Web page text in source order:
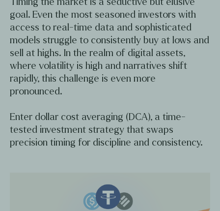
goal. Even the most seasoned investors with
access to real-time data and sophisticated
models struggle to consistently buy at lows and
sell at highs. In the realm of digital assets,
where volatility is high and narratives shift
rapidly, this challenge is even more
pronounced.
Enter dollar cost averaging (DCA), a time-
tested investment strategy that swaps
precision timing for discipline and consistency.